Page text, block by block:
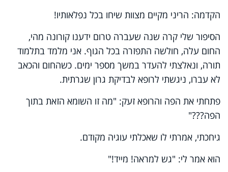
הקדמה: הריני מקיים מצוות שיחו בכל נפלאותיו!
הסיפור שלי קרה שנה שעברה טרום ידענו קורונה מהי,
החום עלה, חולשה התפזרה בכל הגוף. אני מלמד בתלמוד
תורה, ונאלצתי להעדר במשך מספר ימים. כשהחום והכאב
לא עברו, ניגשתי לרופא לבדיקת גרון שגרתית.
פתחתי את הפה והרופא זעק: "מה זו השומא הזאת בתוך
הפה???"
גיחכתי, אמרתי לו שאכלתי עוגיה מקודם.
הוא אמר לי: "גש למראה! מייד!"